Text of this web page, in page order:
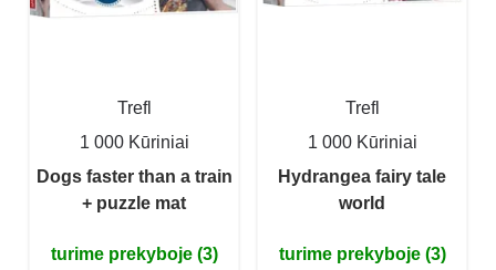
Trefl
1 000 Kūriniai
Dogs faster than a train
+ puzzle mat
turime prekyboje (3)
Trefl
1 000 Kūriniai
Hydrangea fairy tale
world
turime prekyboje (3)